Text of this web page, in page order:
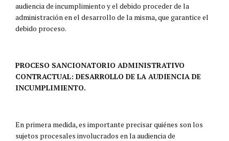
audiencia de incumplimiento y el debido proceder de la
administración en el desarrollo de la misma, que garantice el
debido proceso.
PROCESO SANCIONATORIO ADMINISTRATIVO
CONTRACTUAL: DESARROLLO DE LA AUDIENCIA DE
INCUMPLIMIENTO.
En primera medida, es importante precisar quiénes son los
sujetos procesales involucrados en la audiencia de